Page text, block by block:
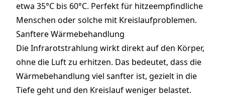
etwa 35°C bis 60°C. Perfekt für hitzeempfindliche
Menschen oder solche mit Kreislaufproblemen.
Sanftere Wärmebehandlung
Die Infrarotstrahlung wirkt direkt auf den Körper,
ohne die Luft zu erhitzen. Das bedeutet, dass die
Wärmebehandlung viel sanfter ist, gezielt in die
Tiefe geht und den Kreislauf weniger belastet.